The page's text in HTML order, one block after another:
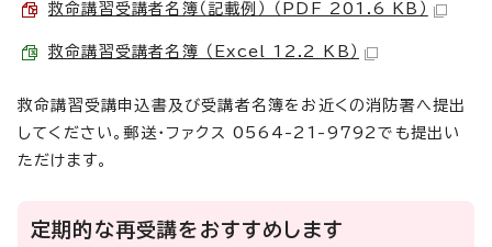
救命講習受講者名簿（記載例） （PDF 201.6 KB）
救命講習受講者名簿 （Excel 12.2 KB）
救命講習受講申込書及び受講者名簿をお近くの消防署へ提出
してください。郵送・ファクス 0564-21-9792でも提出い
ただけます。
定期的な再受講をおすすめします